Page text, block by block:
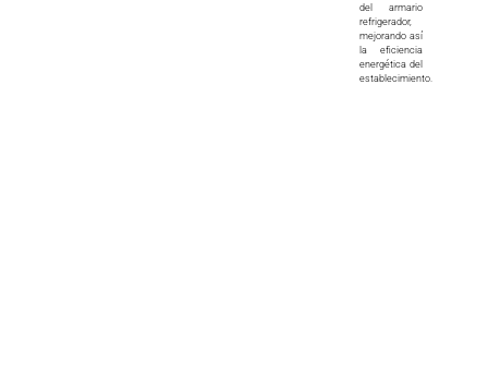
del armario
refrigerador,
mejorando así
la eficiencia
energética del
establecimiento.